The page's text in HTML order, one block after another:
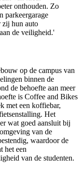
onthouden. Zo
parkeergarage
zij hun auto
de veiligheid.'
op de campus van
binnen de
de behoefte aan meer
is Coffee and Bikes
met een koffiebar,
Het
wat goed aansluit bij
van de
waardoor de
het een
van de studenten.